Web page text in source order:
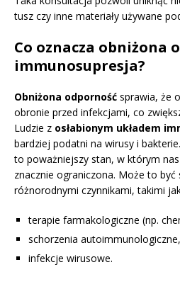
tusz czy inne materiały używane
Co oznacza obniżona
immunosupresja?
Obniżona odporność sprawia, że
obronie przed infekcjami, co
Ludzie z osłabionym układem
bardziej podatni na wirusy i
to poważniejszy stan, w którym
znacznie ograniczona. Może to
różnorodnymi czynnikami, takimi
terapie farmakologiczne (np.
schorzenia autoimmunologiczne,
infekcje wirusowe.